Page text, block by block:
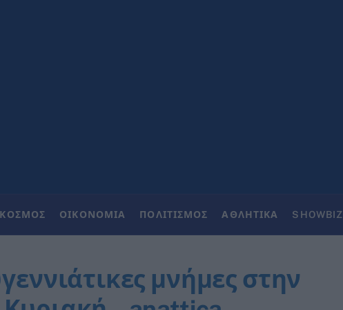
ΚΟΣΜΟΣ ΟΙΚΟΝΟΜΙΑ ΠΟΛΙΤΙΣΜΟΣ ΑΘΛΗΤΙΚΑ SHOWBIZ
μνήμες στην